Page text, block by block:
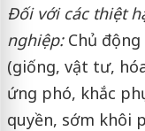
Đối với các thiệt
nghiệp:Chủ động
(giống, vật tư,
ứng phó, khắc
quyền, sớm khôi